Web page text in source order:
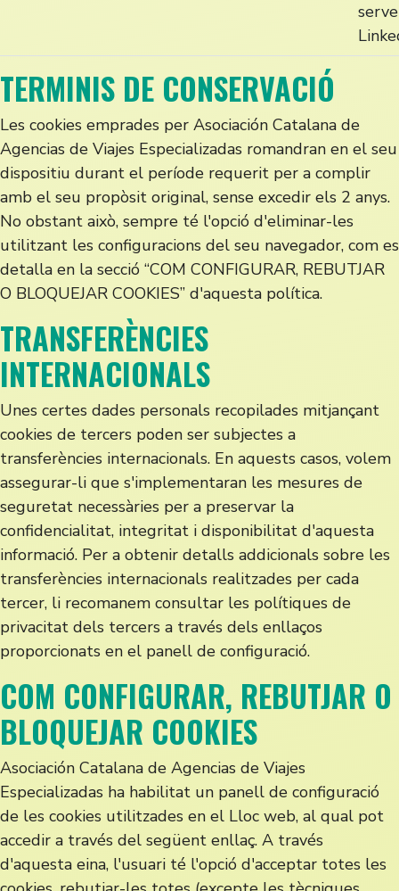
TERMINIS DE CONSERVACIÓ
Les cookies emprades per Asociación Catalana de
Agencias de Viajes Especializadas romandran en el seu
dispositiu durant el període requerit per a complir
amb el seu propòsit original, sense excedir els 2 anys.
No obstant això, sempre té l'opció d'eliminar-les
utilitzant les configuracions del seu navegador, com es
detalla en la secció “COM CONFIGURAR, REBUTJAR
O BLOQUEJAR COOKIES” d'aquesta política.
TRANSFERÈNCIES
INTERNACIONALS
Unes certes dades personals recopilades mitjançant
cookies de tercers poden ser subjectes a
transferències internacionals. En aquests casos, volem
assegurar-li que s'implementaran les mesures de
seguretat necessàries per a preservar la
confidencialitat, integritat i disponibilitat d'aquesta
informació. Per a obtenir detalls addicionals sobre les
transferències internacionals realitzades per cada
tercer, li recomanem consultar les polítiques de
privacitat dels tercers a través dels enllaços
proporcionats en el panell de configuració.
COM CONFIGURAR, REBUTJAR O
BLOQUEJAR COOKIES
Asociación Catalana de Agencias de Viajes
Especializadas ha habilitat un panell de configuració
de les cookies utilitzades en el Lloc web, al qual pot
accedir a través del següent enllaç. A través
d'aquesta eina, l'usuari té l'opció d'acceptar totes les